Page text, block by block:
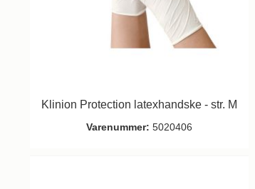
Klinion Protection latexhandske - str. M
Varenummer: 5020406